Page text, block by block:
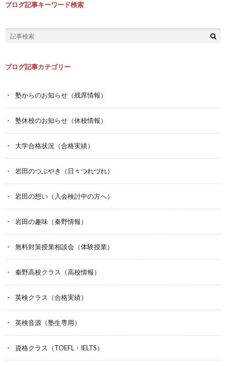
ブログ記事キーワード検索
ブログ記事カテゴリー
塾からのお知らせ（残席情報）
塾休校のお知らせ（休校情報）
大学合格状況（合格実績）
岩田のつぶやき（日々つれづれ）
岩田の想い（入会検討中の方へ）
岩田の趣味（秦野情報）
無料対策授業相談会（体験授業）
秦野高校クラス（高校情報）
英検クラス（合格実績）
英検音源（塾生専用）
資格クラス（TOEFL・IELTS）